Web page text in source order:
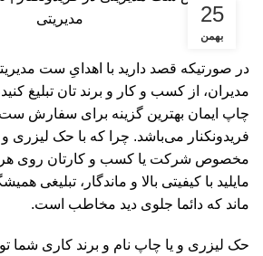
25
بهمن
در صورتیکه قصد دارید با اهدایِ ست
مدیران، از کسب و کار و برند تان تبلیغ
چاپ ایمان بهترین گزینه برای سفارش ست
فریدونکنار می‌باشد. چرا که با حک لیزری و
مخصوص شرکت یا کسب و کارتان روی
مایلید با کیفیتی بالا و ماندگار، تبلیغی
ماند که دائما جلوی دید مخاطب است.
حک لیزری و یا چاپ نام و برند کاری شما